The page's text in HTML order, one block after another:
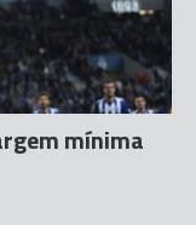
mínima